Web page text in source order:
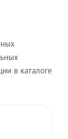
в каталоге